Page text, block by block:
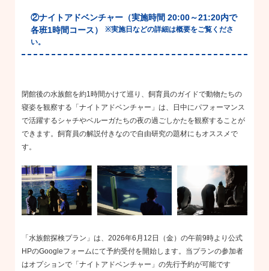
②ナイトアドベンチャー（実施時間 20:00～21:20内で
各班1時間コース） ※実施日などの詳細は概要をご覧くださ
い。
閉館後の水族館を約1時間かけて巡り、飼育員のガイドで動物たちの
寝姿を観察する「ナイトアドベンチャー」は、日中にパフォーマンス
で活躍するシャチやベルーガたちの夜の過ごしかたを観察することが
できます。飼育員の解説付きなので自由研究の題材にもオススメで
す。
「水族館探検プラン」は、 2026年6 月 12 日（金）の午前9時より公式
HPのGoogleフォームにて予約受付を開始します。当プランの参加者
はオプションで「ナイトアドベンチャー」の先行予約が可能です